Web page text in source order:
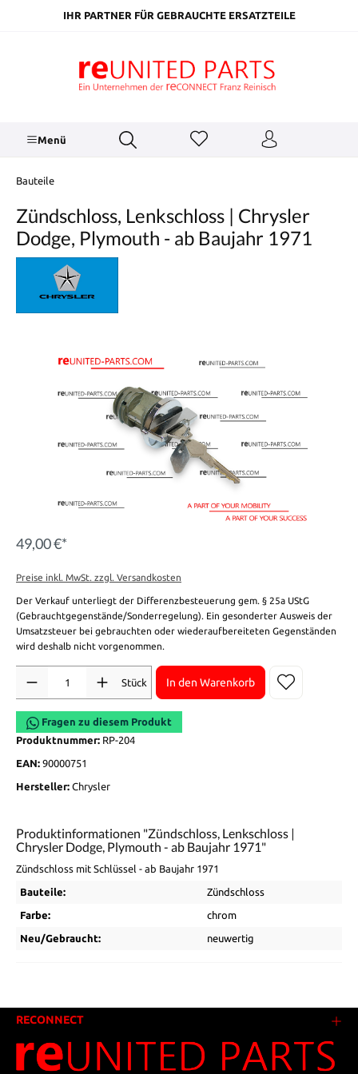
springenIHR PARTNER FÜR GEBRAUCHTE ERSATZTEILE
Menü
Bauteile
Zündschloss, Lenkschloss | Chrysler
Dodge, Plymouth - ab Baujahr 1971
49,00 €*
Preise inkl. MwSt. zzgl. Versandkosten
Der Verkauf unterliegt der Differenzbesteuerung gem. § 25a UStG
(Gebrauchtgegenstände/Sonderregelung). Ein gesonderter Ausweis der
Umsatzsteuer bei gebrauchten oder wiederaufbereiteten Gegenständen
wird deshalb nicht vorgenommen.
Stück
In den Warenkorb
Fragen zu diesem Produkt
Produktnummer: RP-204
EAN: 90000751
Hersteller: Chrysler
Produktinformationen "Zündschloss, Lenkschloss |
Chrysler Dodge, Plymouth - ab Baujahr 1971"
Zündschloss mit Schlüssel - ab Baujahr 1971
Bauteile: Zündschloss
Farbe: chrom
Neu/Gebraucht: neuwertig
RECONNECT